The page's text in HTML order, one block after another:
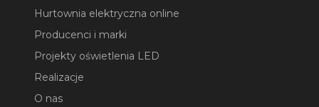
Hurtownia elektryczna online
Producenci i marki
Projekty oświetlenia LED
Realizacje
O nas